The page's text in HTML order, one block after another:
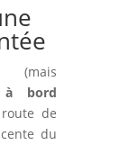
(mais
à bord
de
du